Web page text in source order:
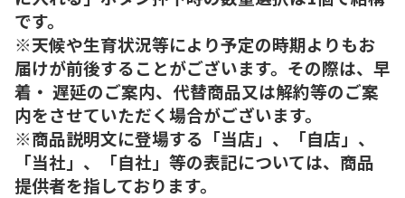
です。
※天候や生育状況等により予定の時期よりもお
届けが前後することがございます。その際は、早
着・ 遅延のご案内、代替商品又は解約等のご案
内をさせていただく場合がございます。
※商品説明文に登場する「当店」、「自店」、
「当社」、「自社」等の表記については、商品
提供者を指しております。